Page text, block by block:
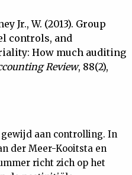
Jr., W. (2013). Group
controls, and
How much auditing
Review, 88(2),
aan controlling. In
der Meer-Kooitsta en
richt zich op het